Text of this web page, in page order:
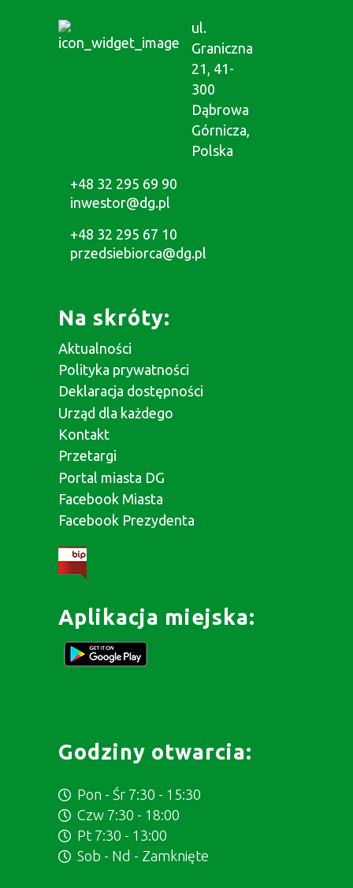
ul.
Graniczna
21, 41-
300
Dąbrowa
Górnicza,
Polska
+48 32 295 69 90
inwestor@dg.pl
+48 32 295 67 10
przedsiebiorca@dg.pl
Na skróty:
Aktualności
Polityka prywatności
Deklaracja dostępności
Urząd dla każdego
Kontakt
Przetargi
Portal miasta DG
Facebook Miasta
Facebook Prezydenta
Aplikacja miejska:
Godziny otwarcia:
Pon - Śr 7:30 - 15:30
Czw 7:30 - 18:00
Pt 7:30 - 13:00
Sob - Nd - Zamknięte